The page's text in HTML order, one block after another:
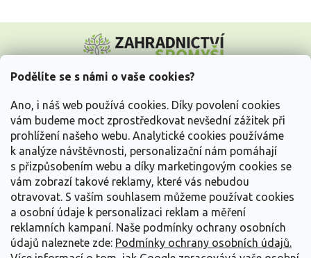
Podělíte se s námi o vaše cookies?
Ano, i náš web používá cookies. Díky povolení cookies
vám budeme moct zprostředkovat nevšední zážitek při
prohlížení našeho webu. Analytické cookies používáme
k analýze návštěvnosti, personalizační nám pomáhají
s přizpůsobením webu a díky marketingovým cookies se
vám zobrazí takové reklamy, které vás nebudou
otravovat. S vaším souhlasem můžeme používat cookies
a osobní údaje k personalizaci reklam a měření
reklamních kampaní. Naše podmínky ochrany osobních
údajů naleznete zde: Podmínky ochrany osobních údajů.
p
Vše o nákupu
Informace pro Vás
Kontakujte nás